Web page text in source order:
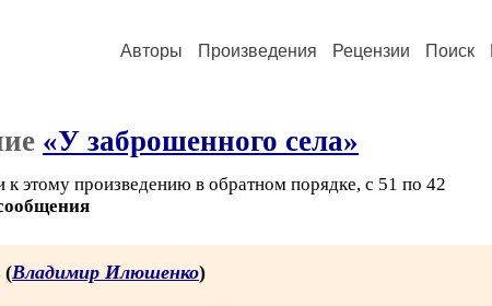
Авторы Произведения Рецензии Поиск
«У заброшенного села»
этому произведению в обратном порядке, с 51 по 42
(Владимир Илюшенко)